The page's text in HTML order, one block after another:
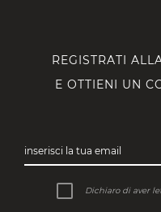
REGISTRATI
E OTTIENI UN
inserisci la tua email
Dichiaro di aver